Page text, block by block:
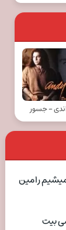
- جسور
رامین
بیت